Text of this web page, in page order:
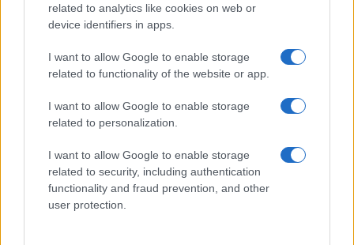
related to analytics like cookies on web or
device identifiers in apps.
I want to allow Google to enable storage
related to functionality of the website or app.
I want to allow Google to enable storage
related to personalization.
I want to allow Google to enable storage
related to security, including authentication
functionality and fraud prevention, and other
user protection.
burocraticoche grida vendetta, dove la libertà
economica viene sacrificata sull’altare di un
Leviatano famelico che continua a reclutare nuovi
esattori invece di ridursi. E a poco serve la
propaganda del governo, questi sono i fatti.
Andrea Bernaudo, 7 settembre 2025
Nicolaporro.it è anche su Whatsapp. È